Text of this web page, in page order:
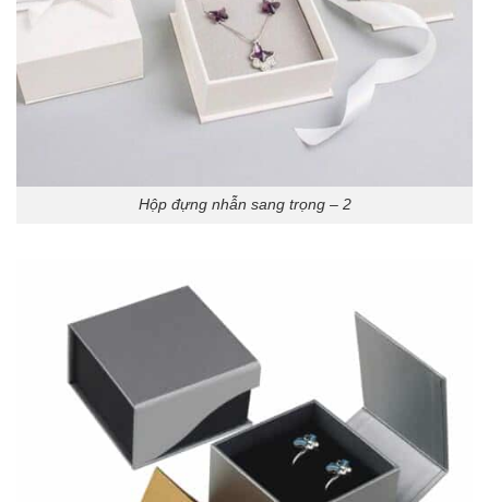
Hộp đựng nhẫn sang trọng – 2